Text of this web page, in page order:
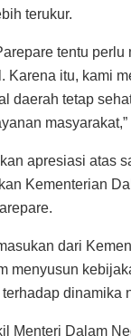
terukur.
tentu perlu
Karena itu, kami
daerah tetap
masyarakat,”
apresiasi atas
Kementerian
dari
menyusun
dinamika
Menteri Dalam